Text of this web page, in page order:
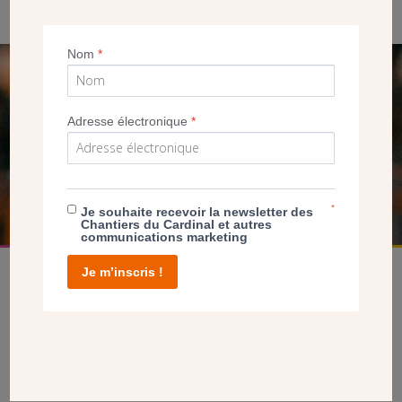
SEUL VOTRE DON
NOUS PERMET D’AGIR
FAIRE UN DON
Nom*
Adresse électronique*
Je souhaite recevoir la newsletter des
Chantiers du Cardinal et autres
communications marketing
*
Je m’inscris !